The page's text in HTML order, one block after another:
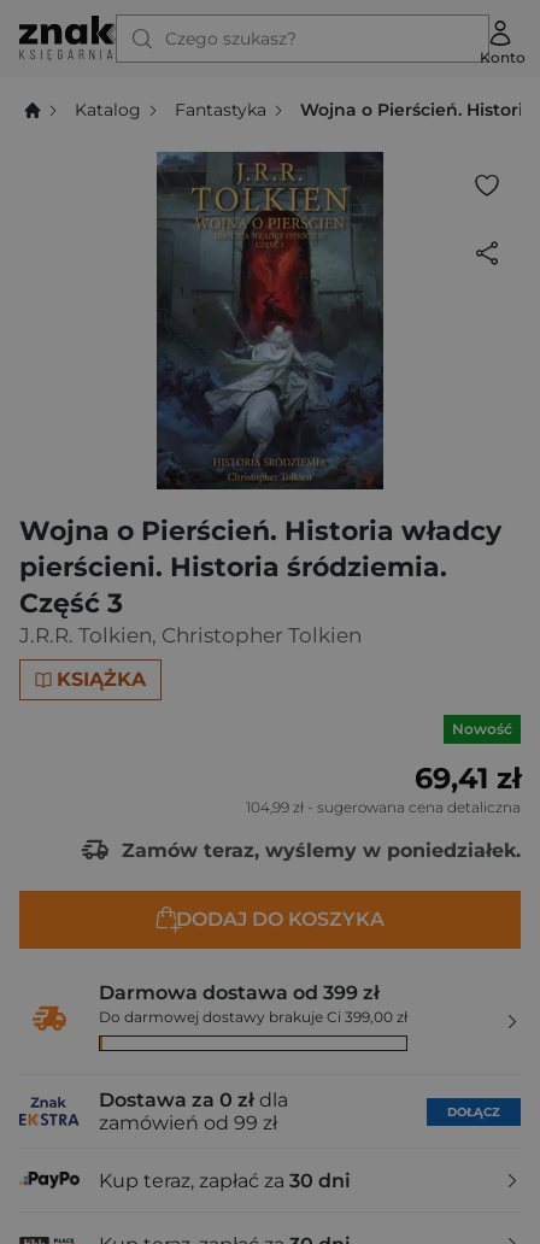
Czego szukasz?
Konto
Katalog Fantastyka Wojna o Pierścień. Historia
Wojna o Pierścień. Historia władcy
pierścieni. Historia śródziemia.
Część 3
J.R.R. Tolkien, Christopher Tolkien
KSIĄŻKA
Nowość
69,41 zł
104,99 zł - sugerowana cena detaliczna
Zamów teraz, wyślemy w poniedziałek.
DODAJ DO KOSZYKA
Darmowa dostawa od 399 zł
Do darmowej dostawy brakuje Ci 399,00 zł
Dostawa za 0 zł dla
zamówień od 99 zł
DOŁĄCZ
Kup teraz, zapłać za 30 dni